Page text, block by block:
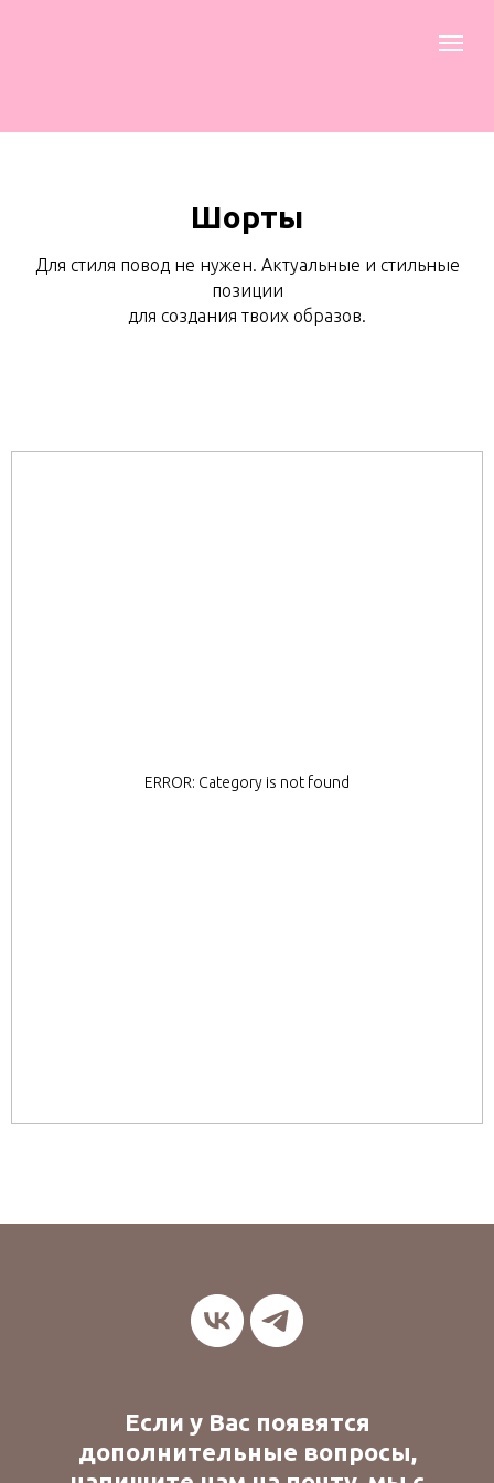
Шорты
Для стиля повод не нужен. Актуальные и стильные
позиции
для создания твоих образов.
ERROR: Category is not found
Если у Вас появятся
дополнительные вопросы,